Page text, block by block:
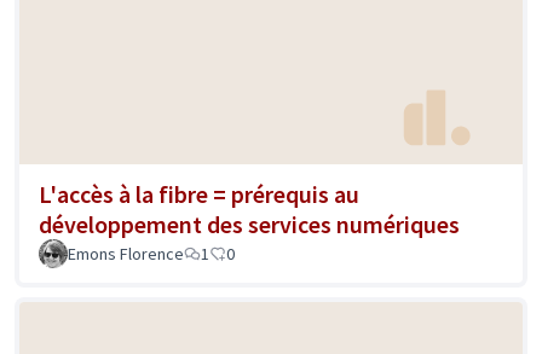
L'accès à la fibre = prérequis au
développement des services numériques
Emons Florence 1 0